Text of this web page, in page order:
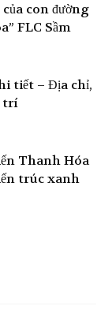
con đường
FLC Sầm
tiết – Địa chỉ,
trí
Thanh Hóa
trúc xanh